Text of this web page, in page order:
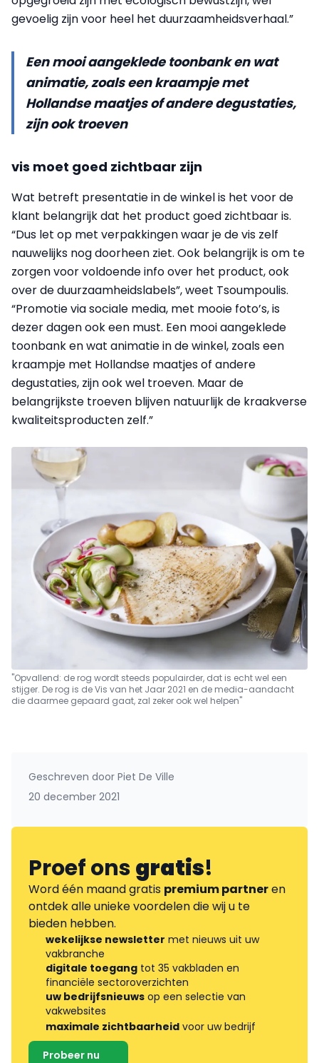
gevoelig zijn voor heel het duurzaamheidsverhaal.”
Een mooi aangeklede toonbank en wat
animatie, zoals een kraampje met
Hollandse maatjes of andere degustaties,
zijn ook troeven
vis moet goed zichtbaar zijn
Wat betreft presentatie in de winkel is het voor de
klant belangrijk dat het product goed zichtbaar is.
“Dus let op met verpakkingen waar je de vis zelf
nauwelijks nog doorheen ziet. Ook belangrijk is om te
zorgen voor voldoende info over het product, ook
over de duurzaamheidslabels”, weet Tsoumpoulis.
“Promotie via sociale media, met mooie foto’s, is
dezer dagen ook een must. Een mooi aangeklede
toonbank en wat animatie in de winkel, zoals een
kraampje met Hollandse maatjes of andere
degustaties, zijn ook wel troeven. Maar de
belangrijkste troeven blijven natuurlijk de kraakverse
kwaliteitsproducten zelf.”
"Opvallend: de rog wordt steeds populairder, dat is echt wel een
stijger. De rog is de Vis van het Jaar 2021 en de media-aandacht
die daarmee gepaard gaat, zal zeker ook wel helpen"
Geschreven door Piet De Ville
20 december 2021
Proef onsgratis!
Word één maand gratis premium partneren
ontdek alle unieke voordelen die wij u te
bieden hebben.
wekelijkse newsletter met nieuws uit uw
vakbranche
digitale toegang tot 35 vakbladen en
financiële sectoroverzichten
uw bedrijfsnieuws op een selectie van
vakwebsites
maximale zichtbaarheid voor uw bedrijf
Probeer nu